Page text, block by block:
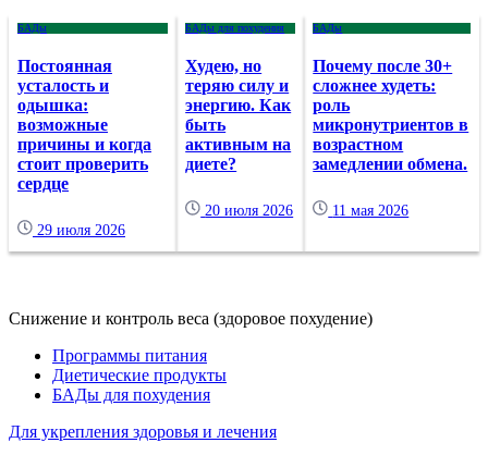
БАДы
Постоянная
усталость и
одышка:
возможные
причины и когда
стоит проверить
сердце
29 июля 2026
БАДы для похудения
Худею, но
теряю силу и
энергию. Как
быть
активным на
диете?
20 июля 2026
БАДы
Почему после 30+
сложнее худеть:
роль
микронутриентов в
возрастном
замедлении обмена.
11 мая 2026
Снижение и контроль веса (здоровое похудение)
Программы питания
Диетические продукты
БАДы для похудения
Для укрепления здоровья и лечения